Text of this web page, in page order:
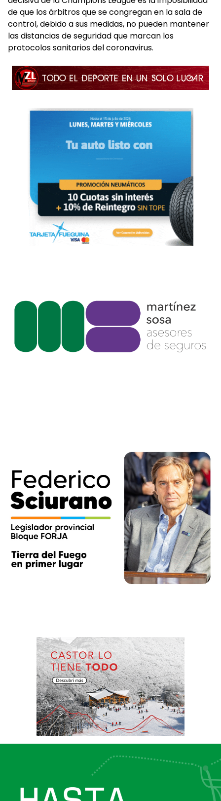
de que los árbitros que se congregan en la sala de
control, debido a sus medidas, no pueden mantener
las distancias de seguridad que marcan los
protocolos sanitarios del coronavirus.